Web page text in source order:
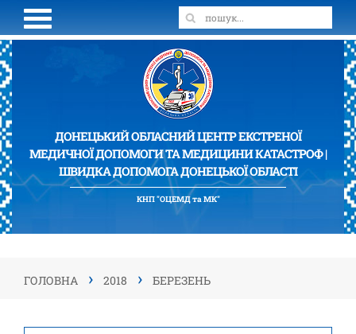
ДОНЕЦЬКИЙ ОБЛАСНИЙ ЦЕНТР ЕКСТРЕНОЇ
МЕДИЧНОЇ ДОПОМОГИ ТА МЕДИЦИНИ КАТАСТРОФ |
ШВИДКА ДОПОМОГА ДОНЕЦЬКОЇ ОБЛАСТІ
КНП "ОЦЕМД та МК"
ГОЛОВНА › 2018 › БЕРЕЗЕНЬ